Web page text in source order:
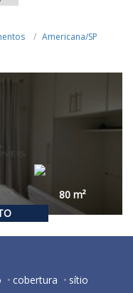
Americana/SP
80m²
cobertura
sítio